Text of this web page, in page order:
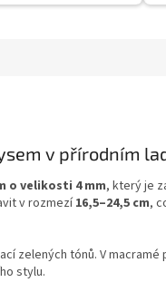
v přírodním
o velikosti 4 mm, který je
v rozmezí16,5–24,5 cm,
zelených tónů. V
stylu.